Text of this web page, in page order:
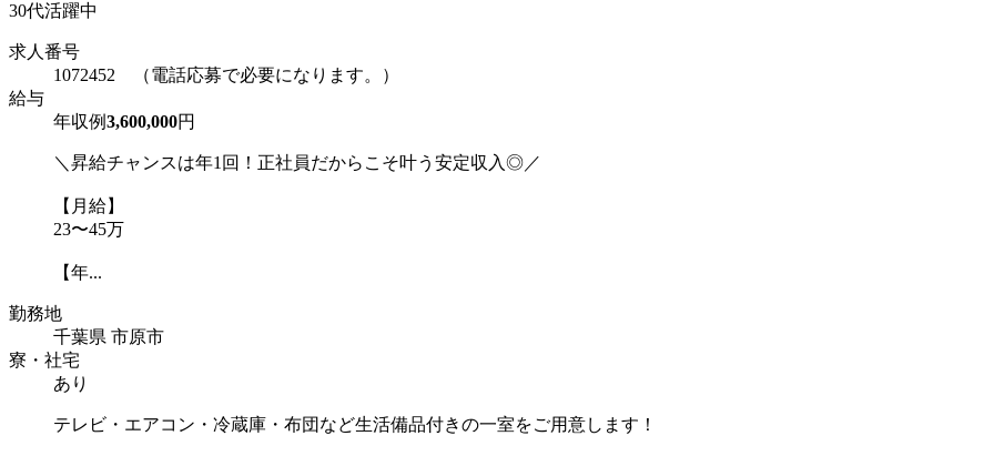
30代活躍中
求人番号
1072452 （電話応募で必要になります。）
給与
年収例3,600,000円
＼昇給チャンスは年1回！正社員だからこそ叶う安定収入◎／
【月給】
23〜45万
【年...
勤務地
千葉県 市原市
寮・社宅
あり
テレビ・エアコン・冷蔵庫・布団など生活備品付きの一室をご用意します！